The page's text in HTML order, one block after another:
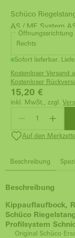
Schüco
AS / MF, System
Öffnungssrichtung
Rechts
Sofort lieferbar.
Kostenloser Versand
Kostenloser
15,20 €
inkl. MwSt., zzgl.
Auf den
Beschreibung
Beschreibung
Kippauflaufbock,
Schüco
Profilsystem
Original Schüco